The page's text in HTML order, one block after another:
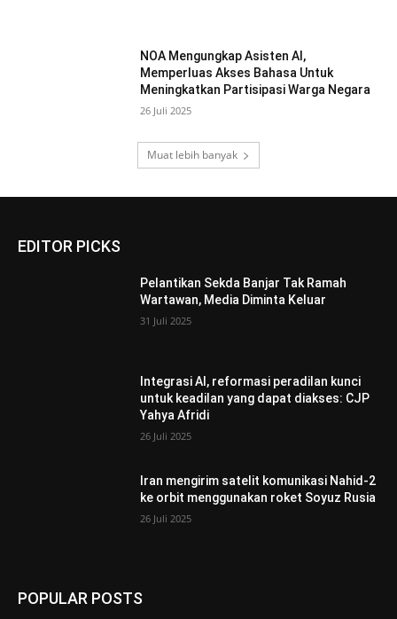
NOA Mengungkap Asisten AI,
Memperluas Akses Bahasa Untuk
Meningkatkan Partisipasi Warga Negara
26 Juli 2025
Muat lebih banyak
EDITOR PICKS
Pelantikan Sekda Banjar Tak Ramah
Wartawan, Media Diminta Keluar
31 Juli 2025
Integrasi AI, reformasi peradilan kunci
untuk keadilan yang dapat diakses: CJP
Yahya Afridi
26 Juli 2025
Iran mengirim satelit komunikasi Nahid-2
ke orbit menggunakan roket Soyuz Rusia
26 Juli 2025
POPULAR POSTS